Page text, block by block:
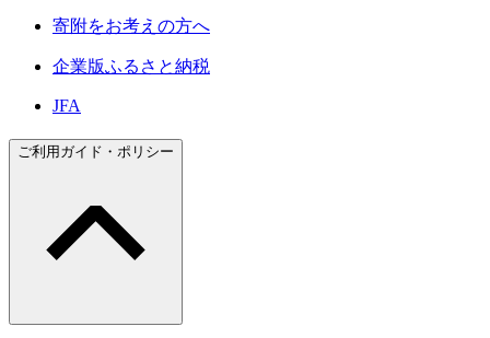
寄附をお考えの方へ
企業版ふるさと納税
JFA
ご利用ガイド・ポリシー